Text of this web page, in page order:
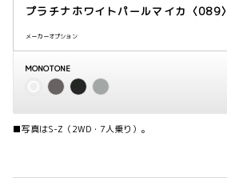
プラチナホワイトパールマイカ〈089〉
メーカーオプション
MONOTONE
■写真はS-Z（2WD・7人乗り）。